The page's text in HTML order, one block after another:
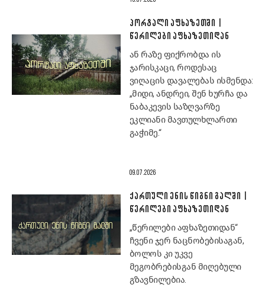
ᲞᲝᲠᲢᲐᲚᲘ ᲐᲤᲮᲐᲖᲔᲗᲨᲘ |
ᲬᲔᲠᲘᲚᲔᲑᲘ ᲐᲤᲮᲐᲖᲔᲗᲘᲓᲐᲜ
ან რაზე ფიქრობდა ის
ჯარისკაცი, როდესაც
ვიღაცის დავალებას ისმენდა:
„მიდი, ანდრეი, შენ ხურჩა და
ნაბაკევის საზღვარზე
ეკლიანი მავთულხლართი
გაჭიმე.“
09.07.2026
ᲥᲐᲠᲗᲣᲚᲘ ᲔᲜᲘᲡ ᲬᲘᲒᲜᲘ ᲒᲐᲚᲨᲘ |
ᲬᲔᲠᲘᲚᲔᲑᲘ ᲐᲤᲮᲐᲖᲔᲗᲘᲓᲐᲜ
„წერილები აფხაზეთიდან“
ჩვენი ჯერ ნაცნობებისაგან,
ბოლოს კი უკვე
მეგობრებისგან მიღებული
გზავნილებია.